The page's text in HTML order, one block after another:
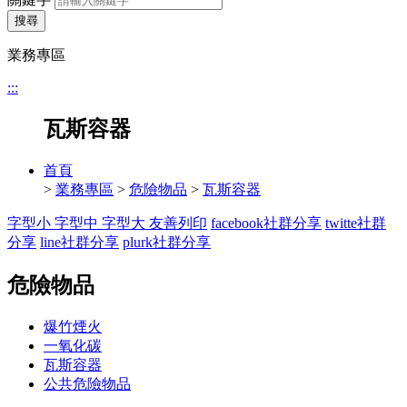
搜尋
業務專區
:::
瓦斯容器
首頁
> 業務專區 > 危險物品 > 瓦斯容器
字型小 字型中 字型大 友善列印 facebook社群分享 twitte社群
分享 line社群分享 plurk社群分享
危險物品
爆竹煙火
一氧化碳
瓦斯容器
公共危險物品